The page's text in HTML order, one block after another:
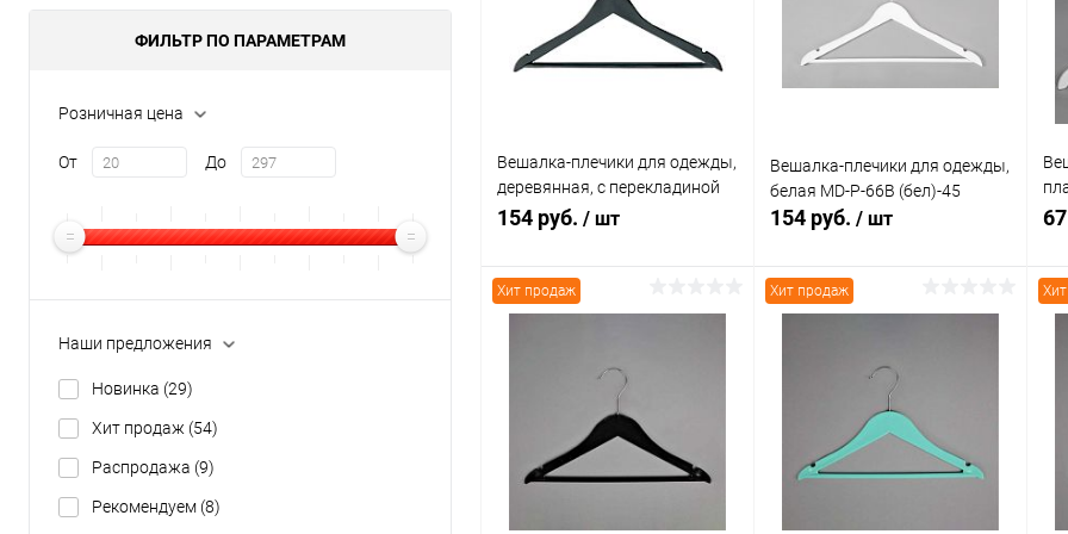
ФИЛЬТР ПО ПАРАМЕТРАМ
Розничная цена
От До
Наши предложения
Новинка (29)
Хит продаж (54)
Распродажа (9)
Рекомендуем (8)
В избранное В наличии В избранное В наличии
Вешалка-плечики для одежды,
деревянная, с перекладиной
Ширина: 450мм Цвет: черный
154 руб. / шт
В корзину
В избранное В наличии
Вешалка-плечики для одежды,
белая MD-P-66B (бел)-45
154 руб. / шт
В корзину
Купить в 1
В избранное В наличии
Хит продаж Хит продаж